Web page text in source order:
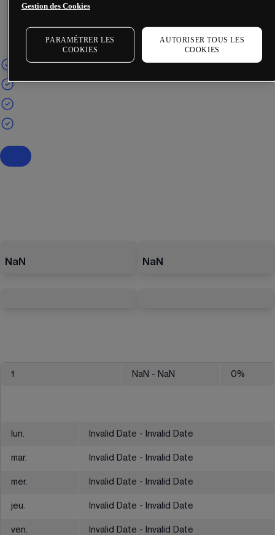
NaN NaN
1 NaN - NaN 0%
lun. Invalid Date - Invalid Date
mar. Invalid Date - Invalid Date
mer. Invalid Date - Invalid Date
jeu. Invalid Date - Invalid Date
ven. Invalid Date - Invalid Date
Gestion des Cookies
PARAMÉTRER LES
COOKIES
AUTORISER TOUS LES
COOKIES